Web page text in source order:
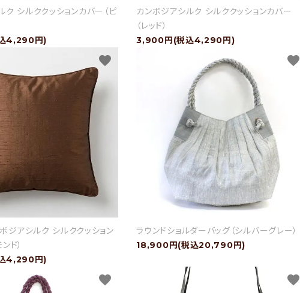
ク シルククッションカバー（ピ
4,290円)
カンボジアシルク シルククッションカバー
（レッド）
3,900円(税込4,290円)
ジアシルク シルククッション
ド）
4,290円)
favorite
ラウンドショルダーバッグ（シルバーグレー）
18,900円(税込20,790円)
favorite
favorite favorite